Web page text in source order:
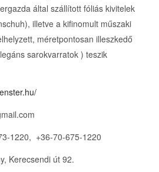
által szállított fóliás kivitelek
illetve a kifinomult műszaki
méretpontosan illeszkedő
sarokvarratok ) teszik
1220, +36-70-675-1220
Kerecsendi út 92.